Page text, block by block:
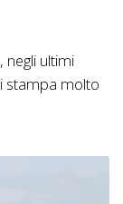
negli ultimi
stampa molto